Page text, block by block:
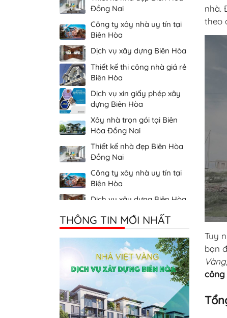
nhà.
theo
Tuy
bạn
Vàng
công
Biên Hòa
Dịch vụ xây dựng Biên Hòa
Thiết kế thi công nhà giá rẻ
Biên Hòa
Dịch vụ xin giấy phép xây
dựng Biên Hòa
Xây nhà trọn gói tại Biên
Hòa Đồng Nai
Thiết kế nhà đẹp Biên Hòa
Đồng Nai
Công ty xây nhà uy tín tại
Biên Hòa
Dịch vụ xây dựng Biên Hòa
Thiết kế thi công nhà giá rẻ
Biên Hòa
THÔNG TIN MỚI NHẤT